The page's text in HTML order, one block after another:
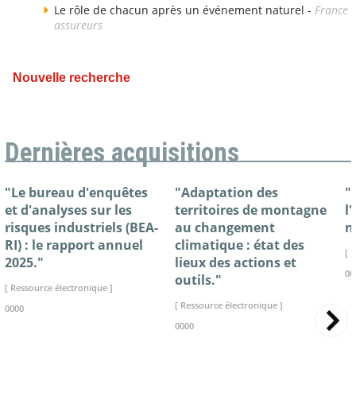
Le rôle de chacun après un événement naturel - France
assureurs
Nouvelle recherche
Dernières acquisitions
"Le bureau d'enquêtes
et d'analyses sur les
risques industriels (BEA-
RI) : le rapport annuel
2025."
[ Ressource électronique ]
0000
"Adaptation des
territoires de montagne
au changement
climatique : état des
lieux des actions et
outils."
[ Ressource électronique ]
0000
[